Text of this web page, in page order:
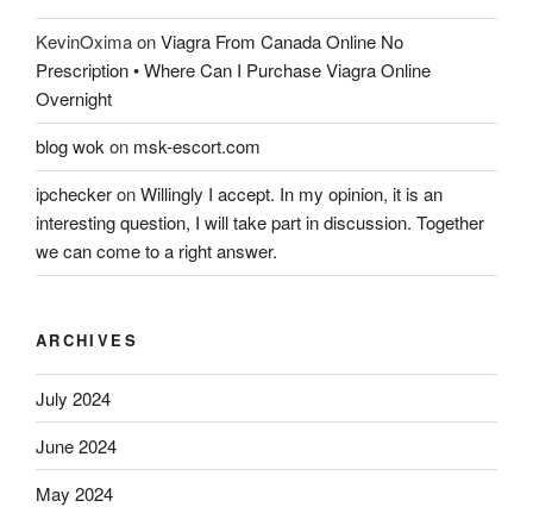
KevinOximaonViagra From Canada Online No
Prescription • Where Can I Purchase Viagra Online
Overnight
blog wokon msk-escort.com
ipcheckeronWillingly I accept. In my opinion, it is an
interesting question, I will take part in discussion. Together
we can come to a right answer.
ARCHIVES
July 2024
June 2024
May 2024